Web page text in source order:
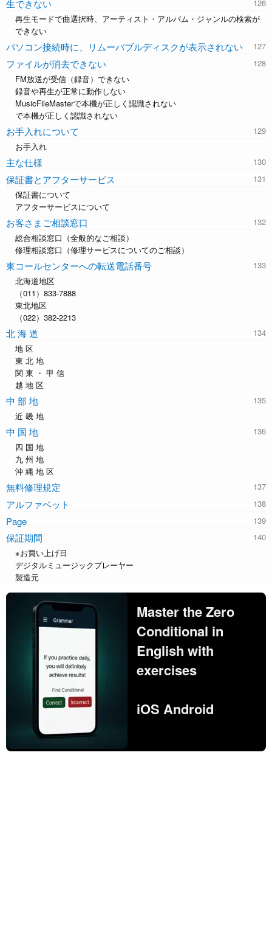
生できない
再生モードで曲選択時、アーティスト・アルバム・ジャンルの検索が
できない
パソコン接続時に、リムーバブルディスクが表示されない
ファイルが消去できない
FM放送が受信（録音）できない
録音や再生が正常に動作しない
MusicFileMasterで本機が正しく認識されない
で本機が正しく認識されない
お手入れについて
お手入れ
主な仕様
保証書とアフターサービス
保証書について
アフターサービスについて
お客さまご相談窓口
総合相談窓口（全般的なご相談）
修理相談窓口（修理サービスについてのご相談）
東コールセンターへの転送電話番号
北海道地区
（011）833-7888
東北地区
（022）382-2213
北 海 道
地 区
東 北 地
関 東 ・ 甲 信
越 地 区
中 部 地
近 畿 地
中 国 地
四 国 地
九 州 地
沖 縄 地 区
無料修理規定
アルファベット
Page
保証期間
※お買い上げ日
デジタルミュージックプレーヤー
製造元
Master the Zero
Conditional in
English with
exercises
iOS Android